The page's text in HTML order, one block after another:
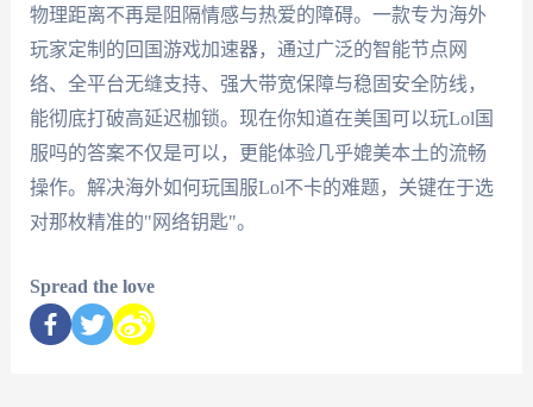
物理距离不再是阻隔情感与热爱的障碍。一款专为海外
玩家定制的回国游戏加速器，通过广泛的智能节点网
络、全平台无缝支持、强大带宽保障与稳固安全防线，
能彻底打破高延迟枷锁。现在你知道在美国可以玩Lol国
服吗的答案不仅是可以，更能体验几乎媲美本土的流畅
操作。解决海外如何玩国服Lol不卡的难题，关键在于选
对那枚精准的"网络钥匙"。
Spread the love